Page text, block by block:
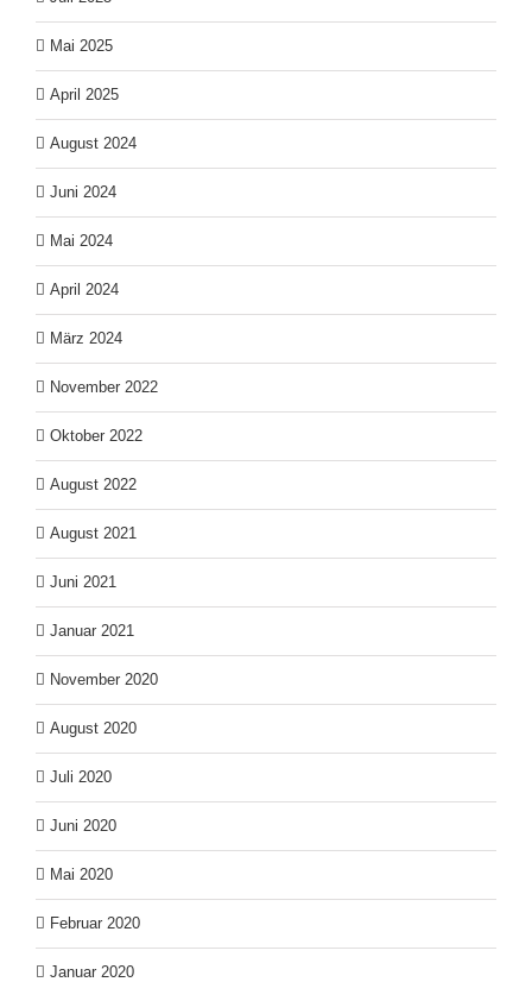
Mai 2025
April 2025
August 2024
Juni 2024
Mai 2024
April 2024
März 2024
November 2022
Oktober 2022
August 2022
August 2021
Juni 2021
Januar 2021
November 2020
August 2020
Juli 2020
Juni 2020
Mai 2020
Februar 2020
Januar 2020